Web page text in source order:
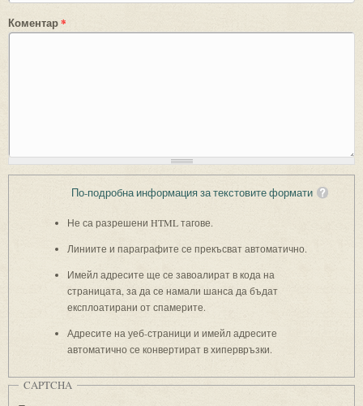
Коментар*
По-подробна информация за текстовите формати
Не са разрешени HTML тагове.
Линиите и параграфите се прекъсват автоматично.
Имейл адресите ще се завоалират в кода на
страницата, за да се намали шанса да бъдат
експлоатирани от спамерите.
Адресите на уеб-страници и имейл адресите
автоматично се конвертират в хипервръзки.
CAPTCHA